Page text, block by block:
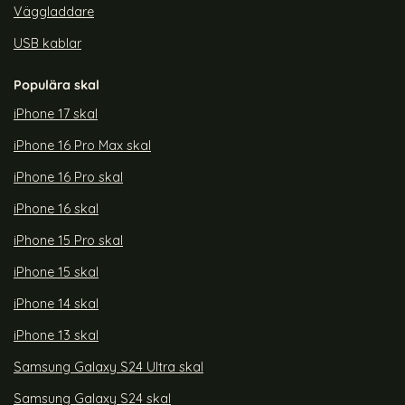
Väggladdare
USB kablar
Populära skal
iPhone 17 skal
iPhone 16 Pro Max skal
iPhone 16 Pro skal
iPhone 16 skal
iPhone 15 Pro skal
iPhone 15 skal
iPhone 14 skal
iPhone 13 skal
Samsung Galaxy S24 Ultra skal
Samsung Galaxy S24 skal